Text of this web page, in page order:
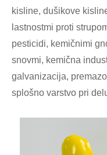
kisline, dušikove
lastnostmi proti
pesticidi, kemičnimi
snovmi, kemična
galvanizacija,
splošno varstvo pri